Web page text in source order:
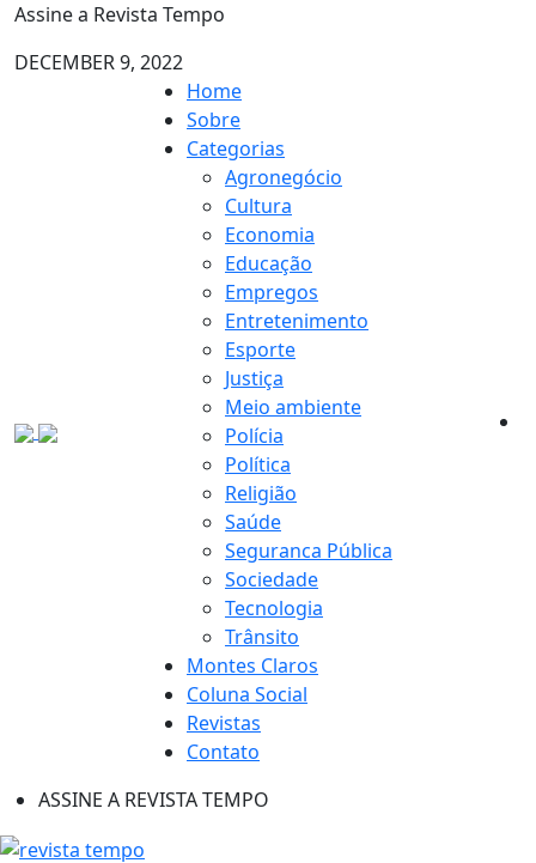
Assine a Revista Tempo
DECEMBER 9, 2022
Home
Sobre
Categorias
Agronegócio
Cultura
Economia
Educação
Empregos
Entretenimento
Esporte
Justiça
Meio ambiente
Polícia
Política
Religião
Saúde
Seguranca Pública
Sociedade
Tecnologia
Trânsito
Montes Claros
Coluna Social
Revistas
Contato
ASSINE A REVISTA TEMPO